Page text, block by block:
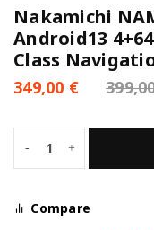
Nakamichi
Android13
Class
349,00 €
Compare